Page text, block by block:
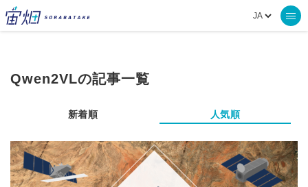
Qwen2VLの記事一覧
新着順 人気順